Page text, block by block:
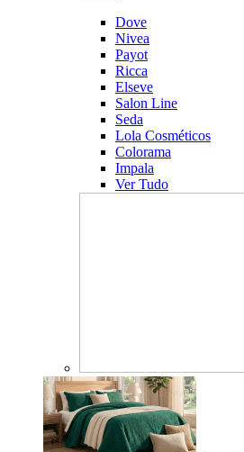
Dove
Nivea
Payot
Ricca
Elseve
Salon Line
Seda
Lola Cosméticos
Colorama
Impala
Ver Tudo